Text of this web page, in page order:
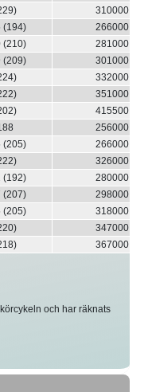
310000
(194)
266000
(210)
281000
(209)
301000
332000
351000
415500
256000
(205)
266000
326000
(192)
280000
(207)
298000
(205)
318000
347000
367000
och har räknats